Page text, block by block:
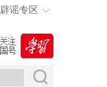
辟谣专区